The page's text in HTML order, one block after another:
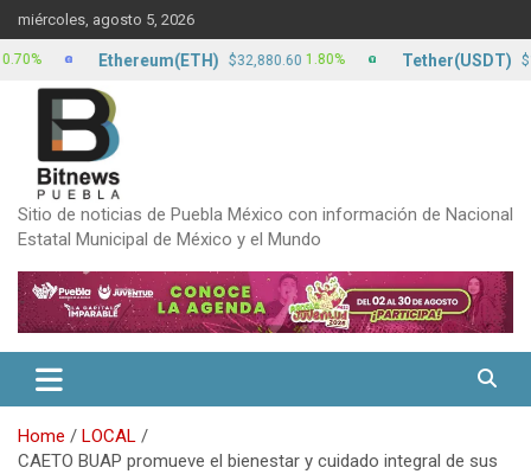
to
content
miércoles, agosto 5, 2026
Sitio de noticias de Puebla México con información de Nacional
Estatal Municipal de México y el Mundo
Home
LOCAL
CAETO BUAP promueve el bienestar y cuidado integral de sus
Ethereum(ETH) $32,880.60 1.80% Tether(USDT) $17.22